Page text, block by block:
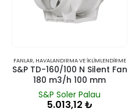
FANLAR, HAVALANDIRMA VE İKLIMLENDIRME
S&P TD-160/100 N Silent Fan
180 m3/h 100 mm
S&P Soler Palau
5.013,12 ₺